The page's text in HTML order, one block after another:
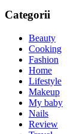
Categorii
Beauty
Cooking
Fashion
Home
Lifestyle
Makeup
My baby
Nails
Review